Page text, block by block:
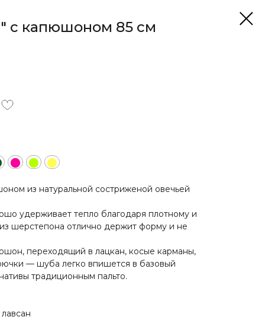
с капюшоном 85 см
⬤ ⬤ ⬤
из натуральной состриженой овечьей
удерживает тепло благодаря плотному и
шерстепона отлично держит форму и не
переходящий в лацкан, косые карманы,
— шуба легко впишется в базовый
традиционным пальто.